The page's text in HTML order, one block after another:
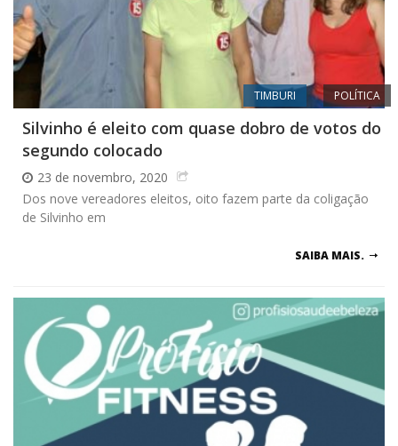
TIMBURI POLÍTICA
Silvinho é eleito com quase dobro de votos do
segundo colocado
23 de novembro, 2020
Dos nove vereadores eleitos, oito fazem parte da coligação
de Silvinho em
SAIBA MAIS.